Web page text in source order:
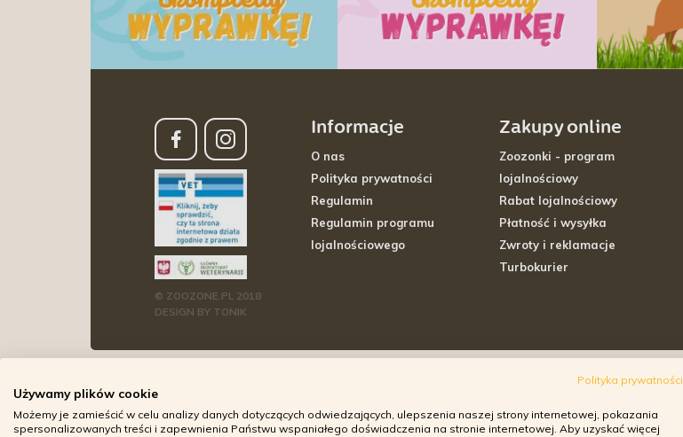
© ZOOZONE.PL 2018
DESIGN BY TONIK
Informacje
O nas
Polityka prywatności
Regulamin
Regulamin programu
lojalnościowego
Zakupy online
Zoozonki - program
lojalnościowy
Rabat lojalnościowy
Płatność i wysyłka
Zwroty i reklamacje
Turbokurier
Polityka prywatności
Używamy plików cookie
Możemy je zamieścić w celu analizy danych dotyczących odwiedzających, ulepszenia naszej strony internetowej, pokazania
spersonalizowanych treści i zapewnienia Państwu wspaniałego doświadczenia na stronie internetowej. Aby uzyskać więcej